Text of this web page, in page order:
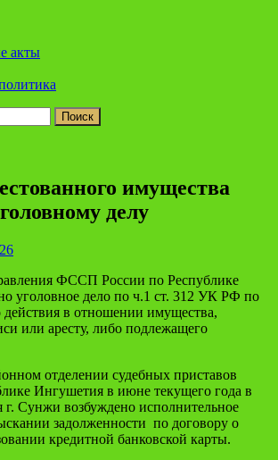
акты
имущества
делу
ФССП России по Республике
уголовное дело по ч.1 ст. 312 УК РФ по
действия в отношении имущества,
или аресту, либо подлежащего
отделении судебных приставов
Ингушетия в июне текущего года в
Сунжи возбуждено исполнительное
задолженности по договору о
кредитной банковской карты.